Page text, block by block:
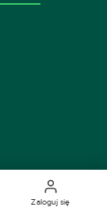
Zaloguj się